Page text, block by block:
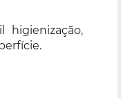
higienização,